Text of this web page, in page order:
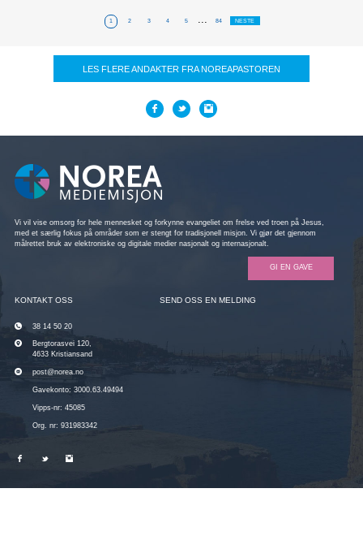
1 2 3 4 5 ... 84 NESTE
LES FLERE ANDAKTER FRA NOREAPASTOREN
Vi vil vise omsorg for hele mennesket og forkynne evangeliet om frelse ved troen på Jesus,
med et særlig fokus på områder som er stengt for tradisjonell misjon. Vi gjør det gjennom
målrettet bruk av elektroniske og digitale medier nasjonalt og internasjonalt.
GI EN GAVE
KONTAKT OSS
38 14 50 20
Bergtorasvei 120,
4633 Kristiansand
post@norea.no
Gavekonto: 3000.63.49494
Vipps-nr: 45085
Org. nr: 931983342
SEND OSS EN MELDING